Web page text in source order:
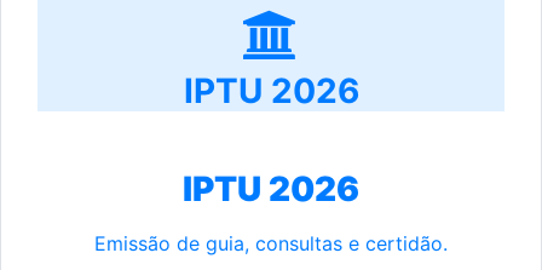
IPTU 2026
IPTU 2026
Emissão de guia, consultas e certidão.